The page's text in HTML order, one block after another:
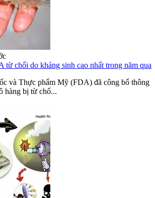
từ chối do kháng sinh cao nhất trong năm qua
và Thực phẩm Mỹ (FDA) đã công bố thông
hàng bị từ chố...